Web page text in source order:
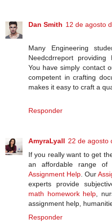
Dan Smith 12 de agosto
Many Engineering
Needcdrreport
You have simply contact
competent in crafting
makes it easy to craft a
Responder
AmyraLyall 22 de agosto
If you really want to get
an affordable range
Assignment Help. Our
experts provide
math homework help,
assignment help,
Responder